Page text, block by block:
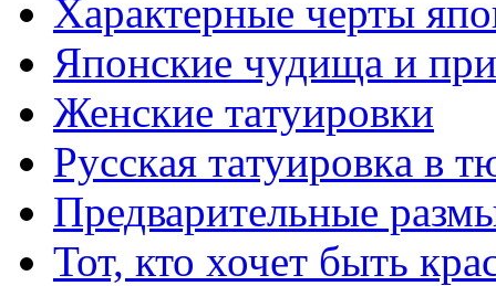
Характерные черты
Японские чудища и
Женские тaтуировки
Русскaя тaтуировкa в
Предварительные
Тот, кто хочет быть